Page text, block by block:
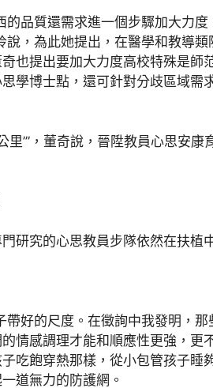
品質還需求進一個步驟加大力度
說，為此她提出，在醫學和教導
也提出要加大力度高校特殊是師
學博士點，還可針對分歧區域需
里’”，董奇說，晉陞教員心思安
研究的心思教員步隊依然在扶植
帶好的尺度。在徵詢中我發明，
情感調理才能和順應性更強，更
吃飽穿熱那樣，從小包管孩子睡
道無力的防護網。